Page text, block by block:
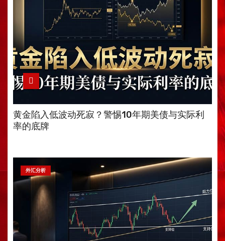
黄金陷入低波动死寂？警惕10年期美债与实际利
率的底牌
外汇分析